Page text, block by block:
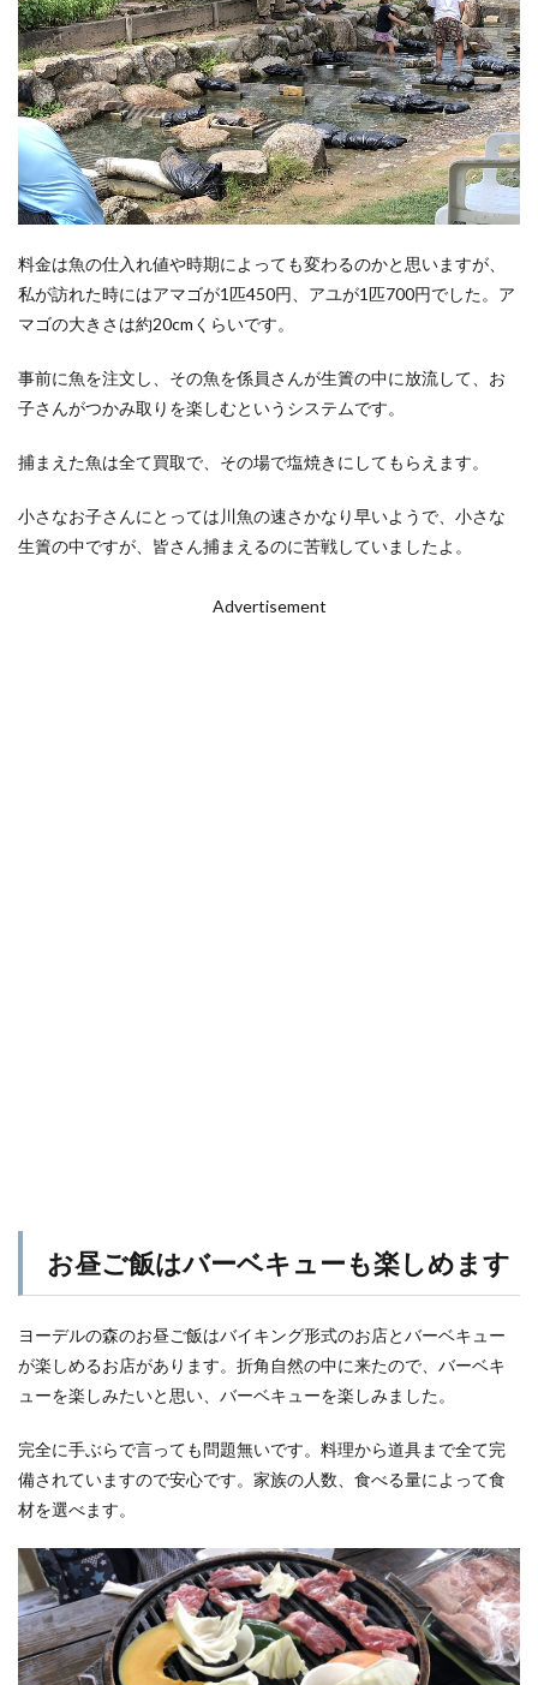
料金は魚の仕入れ値や時期によっても変わるのかと思いますが、
私が訪れた時にはアマゴが1匹450円、アユが1匹700円でした。ア
マゴの大きさは約20cmくらいです。
事前に魚を注文し、その魚を係員さんが生簀の中に放流して、お
子さんがつかみ取りを楽しむというシステムです。
捕まえた魚は全て買取で、その場で塩焼きにしてもらえます。
小さなお子さんにとっては川魚の速さかなり早いようで、小さな
生簀の中ですが、皆さん捕まえるのに苦戦していましたよ。
Advertisement
お昼ご飯はバーベキューも楽しめます
ヨーデルの森のお昼ご飯はバイキング形式のお店とバーベキュー
が楽しめるお店があります。折角自然の中に来たので、バーベキ
ューを楽しみたいと思い、バーベキューを楽しみました。
完全に手ぶらで言っても問題無いです。料理から道具まで全て完
備されていますので安心です。家族の人数、食べる量によって食
材を選べます。